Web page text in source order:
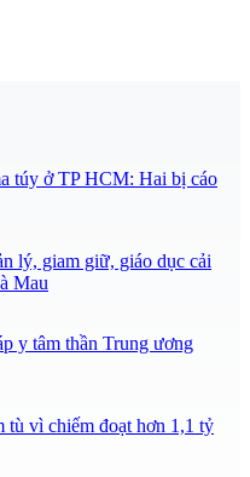
túy ở TP HCM: Hai bị cáo
lý, giam giữ, giáo dục cải
Mau
y tâm thần Trung ương
tù vì chiếm đoạt hơn 1,1 tỷ